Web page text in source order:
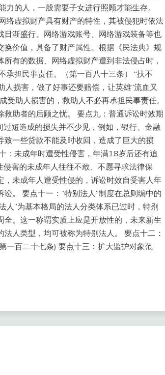
的人，一般需要子女进行照顾才能生存。
络虚拟财产具有财产的特性，其被侵犯时依法
渐盛行。网络游戏账号、网络游戏装备等也
价值，具备了财产属性。根据《民法典》规
有的数据、网络虚拟财产遭到非法侵占时，
承担民事责任。（第一百八十三条） “扶不
人损害，做了好事还要赔偿，让英雄“流血又
助人损害的，救助人不必再承担民事责任。
助者的后顾之忧。 要点九：普通诉讼时效期
短造成的损失并不少见，例如，银行、金融
一些贷款不能及时收回，造成了巨大的损
：未成年时遭受性侵害，年满18岁后还有追
害的未成年人往往不敢、不愿寻求法律保
未成年人遭受性侵的，诉讼时效自受害人年
。 要点十一：“特别法人”制度在总则编中的
人”为基本格局的法人分类体系已过时，特别
。这一称谓实质上应是开放性的，未来新生
人类型，均可被称为特别法人。 要点十二：
一百二十七条) 要点十三：扩大监护对象范